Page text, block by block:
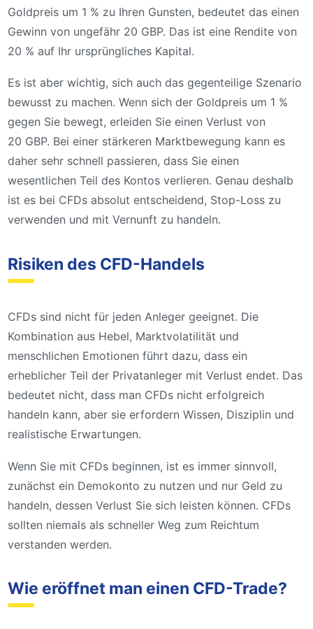
Goldpreis um 1 % zu Ihren Gunsten, bedeutet das einen
Gewinn von ungefähr 20 GBP. Das ist eine Rendite von
20 % auf Ihr ursprüngliches Kapital.
Es ist aber wichtig, sich auch das gegenteilige Szenario
bewusst zu machen. Wenn sich der Goldpreis um 1 %
gegen Sie bewegt, erleiden Sie einen Verlust von
20 GBP. Bei einer stärkeren Marktbewegung kann es
daher sehr schnell passieren, dass Sie einen
wesentlichen Teil des Kontos verlieren. Genau deshalb
ist es bei CFDs absolut entscheidend, Stop-Loss zu
verwenden und mit Vernunft zu handeln.
Risiken des CFD-Handels
CFDs sind nicht für jeden Anleger geeignet. Die
Kombination aus Hebel, Marktvolatilität und
menschlichen Emotionen führt dazu, dass ein
erheblicher Teil der Privatanleger mit Verlust endet. Das
bedeutet nicht, dass man CFDs nicht erfolgreich
handeln kann, aber sie erfordern Wissen, Disziplin und
realistische Erwartungen.
Wenn Sie mit CFDs beginnen, ist es immer sinnvoll,
zunächst ein Demokonto zu nutzen und nur Geld zu
handeln, dessen Verlust Sie sich leisten können. CFDs
sollten niemals als schneller Weg zum Reichtum
verstanden werden.
Wie eröffnet man einen CFD-Trade?